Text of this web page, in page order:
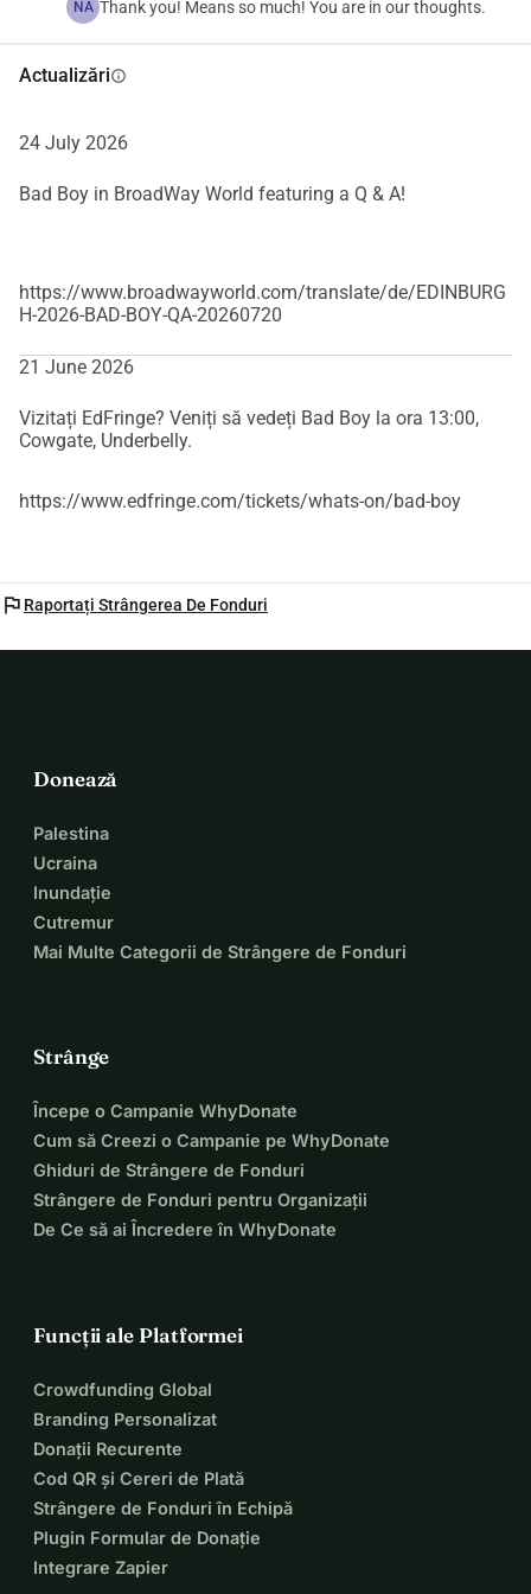
Baylis, The Old Vic) și produs de Nerve Creations.
Artelor Suedeze și orașul Göteborg.
NA Thank you! Means so much! You are in our thoughts.
Actualizăriinfo
24 July 2026
Bad Boy in BroadWay World featuring a Q & A!
https://www.broadwayworld.com/translate/de/EDINBURG
H-2026-BAD-BOY-QA-20260720
21 June 2026
Vizitați EdFringe? Veniți să vedeți Bad Boy la ora 13:00,
Cowgate, Underbelly.
https://www.edfringe.com/tickets/whats-on/bad-boy
flag Raportați Strângerea De Fonduri
Donează
Palestina
Ucraina
Inundație
Cutremur
Mai Multe Categorii de Strângere de Fonduri
Strânge
Începe o Campanie WhyDonate
Cum să Creezi o Campanie pe WhyDonate
Ghiduri de Strângere de Fonduri
Strângere de Fonduri pentru Organizații
De Ce să ai Încredere în WhyDonate
Funcții ale Platformei
Crowdfunding Global
Branding Personalizat
Donații Recurente
Cod QR și Cereri de Plată
Strângere de Fonduri în Echipă
Plugin Formular de Donație
Integrare Zapier